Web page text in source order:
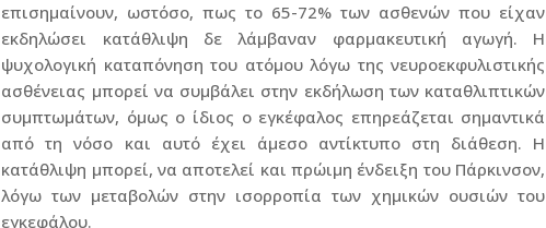
επισημαίνουν, ωστόσο, πως το 65-72% των ασθενών που είχαν
εκδηλώσει κατάθλιψη δε λάμβαναν φαρμακευτική αγωγή. Η
ψυχολογική καταπόνηση του ατόμου λόγω της νευροεκφυλιστικής
ασθένειας μπορεί να συμβάλει στην εκδήλωση των καταθλιπτικών
συμπτωμάτων, όμως ο ίδιος ο εγκέφαλος επηρεάζεται σημαντικά
από τη νόσο και αυτό έχει άμεσο αντίκτυπο στη διάθεση. Η
κατάθλιψη μπορεί, να αποτελεί και πρώιμη ένδειξη του Πάρκινσον,
λόγω των μεταβολών στην ισορροπία των χημικών ουσιών του
εγκεφάλου.